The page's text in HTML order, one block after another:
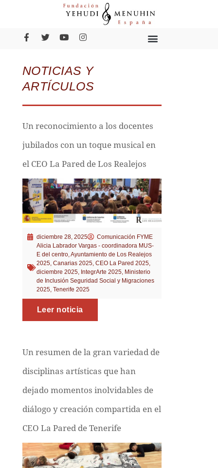
NOTICIAS Y
ARTÍCULOS
Un reconocimiento a los docentes
jubilados con un toque musical en
el CEO La Pared de Los Realejos
diciembre 28, 2025
Comunicación FYME
Alicia Labrador Vargas - coordinadora MUS-
E del centro,Ayuntamiento de Los Realejos
2025, Canarias 2025, CEO La Pared 2025,
diciembre 2025, IntegrArte 2025, Ministerio
de Inclusión Seguridad Social y Migraciones
2025, Tenerife 2025
Leer noticia
Un resumen de la gran variedad de
disciplinas artísticas que han
dejado momentos inolvidables de
diálogo y creación compartida en el
CEO La Pared de Tenerife